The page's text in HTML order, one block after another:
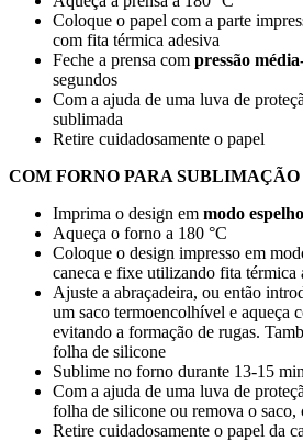
Coloque o papel com a parte
com fita térmica adesiva
Feche a prensa com pressão
segundos
Com a ajuda de uma luva de
sublimada
Retire cuidadosamente o papel
COM FORNO PARA SUBLIMAÇÃO
Imprima o design em modo espelho
Aqueça o forno a 180 °C
Coloque o design impresso em
caneca e fixe utilizando fita térmica
Ajuste a abraçadeira, ou então
um saco termoencolhível e aqueça
evitando a formação de rugas.
folha de silicone
Sublime no forno durante 13-15
Com a ajuda de uma luva de
folha de silicone ou remova o saco,
Retire cuidadosamente o papel da